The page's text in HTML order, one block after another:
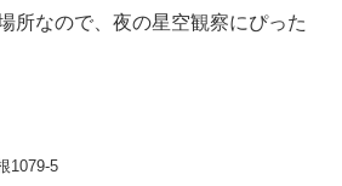
所なので、夜の星空観察にぴった
1079-5